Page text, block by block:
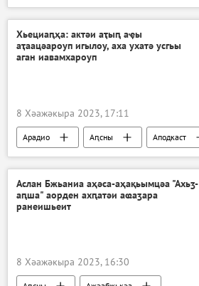
Хьециаԥҳа: актәи аҭыԥ аҿы
аҭаацәароуп игылоу, аха ухатә усгьы
аган иавамхароуп
8 Хәажәкыра 2023, 17:11
Арадио Аԥсны Аподкаст
Аслан Бжьаниа аҳәса-аҳақьымцәа "Ахьӡ-
аԥша" аорден ахԥатәи аҩаӡара
ранеишьеит
8 Хәажәкыра 2023, 16:30